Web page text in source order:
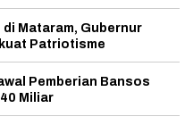
Mataram, Gubernur
Patriotisme
Pemberian Bansos
Miliar